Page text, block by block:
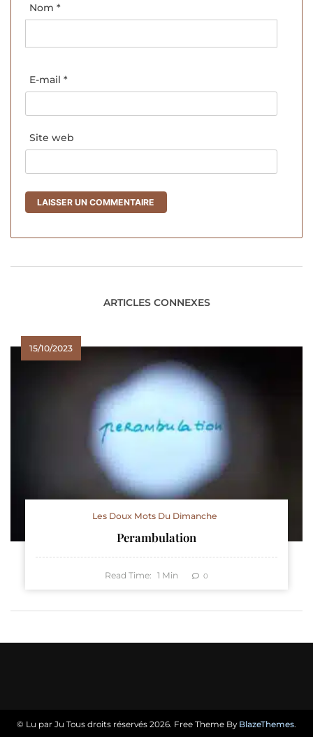
Nom *
E-mail *
Site web
ARTICLES CONNEXES
15/10/2023
Les Doux Mots Du Dimanche
Perambulation
Read Time: 1 Min 0
© Lu par Ju Tous droits réservés 2026. Free Theme By BlazeThemes.